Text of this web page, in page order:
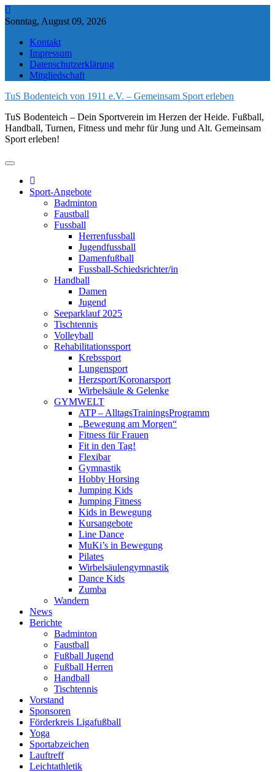
Skip
to
Sonntag, August 09, 2026
Kontakt
Impressum
Datenschutzerklärung
Mitgliedschaft
TuS Bodenteich von 1911 e.V. – Gemeinsam Sport erleben
TuS Bodenteich – Dein Sportverein im Herzen der Heide. Fußball,
Handball, Turnen, Fitness und mehr für Jung und Alt. Gemeinsam
Sport erleben!
Sport-Angebote
Badminton
Faustball
Fussball
Herrenfussball
Jugendfussball
Damenfußball
Fussball-Schiedsrichter/in
Handball
Damen
Jugend
Seeparklauf 2025
Tischtennis
Volleyball
Rehabilitationssport
Krebssport
Lungensport
Herzsport/Koronarsport
Wirbelsäule & Gelenke
GYMWELT
ATP – AlltagsTrainingsProgramm
„Bewegung am Morgen“
Fitness für Frauen
Fit in den Tag!
Flexibar
Gymnastik
Hobby Horsing
Jumping Kids
Jumping Fitness
Kids in Bewegung
Kursangebote
Line Dance
MuKi’s in Bewegung
Pilates
Wirbelsäulengymnastik
Dance Kids
Zumba
Wandern
News
Berichte
Badminton
Faustball
Fußball Jugend
Fußball Herren
Handball
Tischtennis
Vorstand
Sponsoren
Förderkreis Ligafußball
Yoga
Sportabzeichen
Lauftreff
Leichtathletik